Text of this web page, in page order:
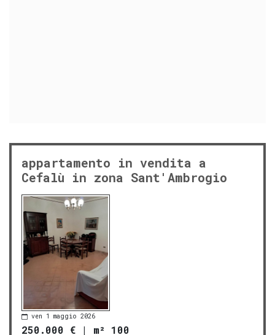
appartamento in vendita a
Cefalù in zona Sant'Ambrogio
ven 1 maggio 2026
250.000 € | m² 100